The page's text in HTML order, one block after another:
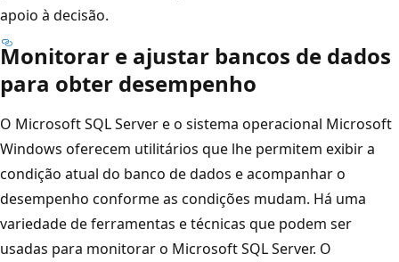
apoio à decisão.
Monitorar e ajustar bancos de dados
para obter desempenho
O Microsoft SQL Server e o sistema operacional Microsoft
Windows oferecem utilitários que lhe permitem exibir a
condição atual do banco de dados e acompanhar o
desempenho conforme as condições mudam. Há uma
variedade de ferramentas e técnicas que podem ser
usadas para monitorar o Microsoft SQL Server. O